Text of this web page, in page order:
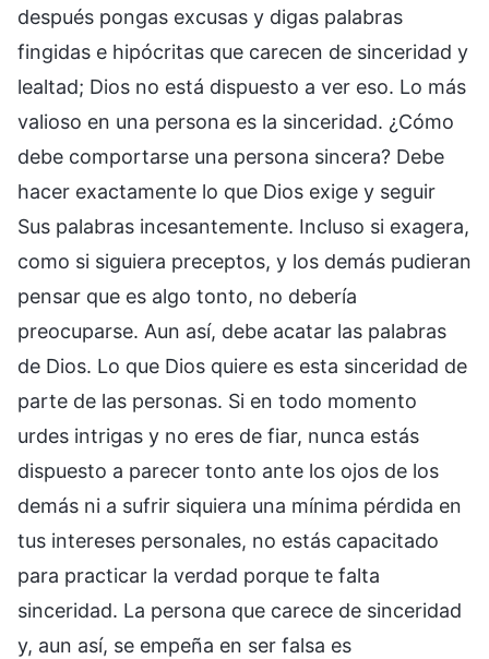
después pongas excusas y digas palabras
fingidas e hipócritas que carecen de sinceridad y
lealtad; Dios no está dispuesto a ver eso. Lo más
valioso en una persona es la sinceridad. ¿Cómo
debe comportarse una persona sincera? Debe
hacer exactamente lo que Dios exige y seguir
Sus palabras incesantemente. Incluso si exagera,
como si siguiera preceptos, y los demás pudieran
pensar que es algo tonto, no debería
preocuparse. Aun así, debe acatar las palabras
de Dios. Lo que Dios quiere es esta sinceridad de
parte de las personas. Si en todo momento
urdes intrigas y no eres de fiar, nunca estás
dispuesto a parecer tonto ante los ojos de los
demás ni a sufrir siquiera una mínima pérdida en
tus intereses personales, no estás capacitado
para practicar la verdad porque te falta
sinceridad. La persona que carece de sinceridad
y, aun así, se empeña en ser falsa es